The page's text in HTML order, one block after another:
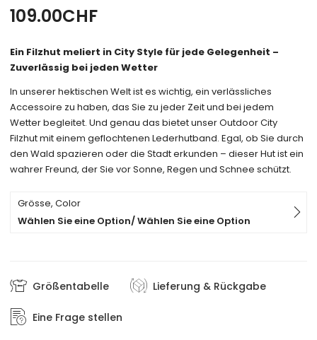
109.00CHF
Ein Filzhut meliert in City Style für jede Gelegenheit –
Zuverlässig bei jeden Wetter
In unserer hektischen Welt ist es wichtig, ein verlässliches
Accessoire zu haben, das Sie zu jeder Zeit und bei jedem
Wetter begleitet. Und genau das bietet unser Outdoor City
Filzhut mit einem geflochtenen Lederhutband. Egal, ob Sie durch
den Wald spazieren oder die Stadt erkunden – dieser Hut ist ein
wahrer Freund, der Sie vor Sonne, Regen und Schnee schützt.
Grösse, Color
Wählen Sie eine Option/ Wählen Sie eine Option
Größentabelle Lieferung & Rückgabe
Eine Frage stellen